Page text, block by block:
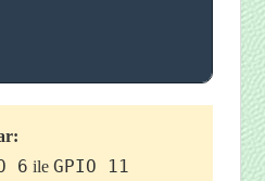
6 ileGPIO 11